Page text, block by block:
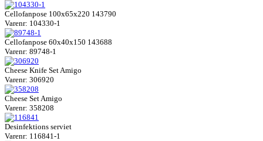
Cellofanpose 100x65x220 143790
Varenr: 104330-1
Cellofanpose 60x40x150 143688
Varenr: 89748-1
Cheese Knife Set Amigo
Varenr: 306920
Cheese Set Amigo
Varenr: 358208
Desinfektions serviet
Varenr: 116841-1